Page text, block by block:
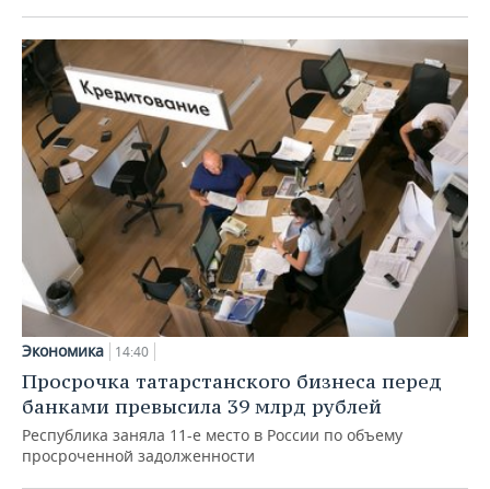
Экономика 14:40
Просрочка татарстанского бизнеса перед
банками превысила 39 млрд рублей
Республика заняла 11-е место в России по объему
просроченной задолженности